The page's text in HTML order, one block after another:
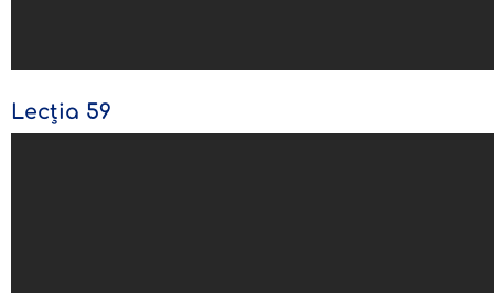
Lecția 59